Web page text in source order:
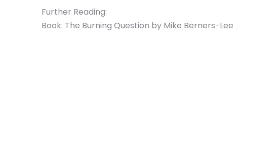
Further Reading:
Book: The Burning Question by Mike Berners-Lee